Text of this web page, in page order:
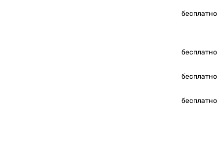
бесплатно
бесплатно
бесплатно
бесплатно